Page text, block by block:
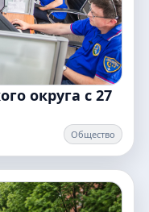
округа с 27
Общество